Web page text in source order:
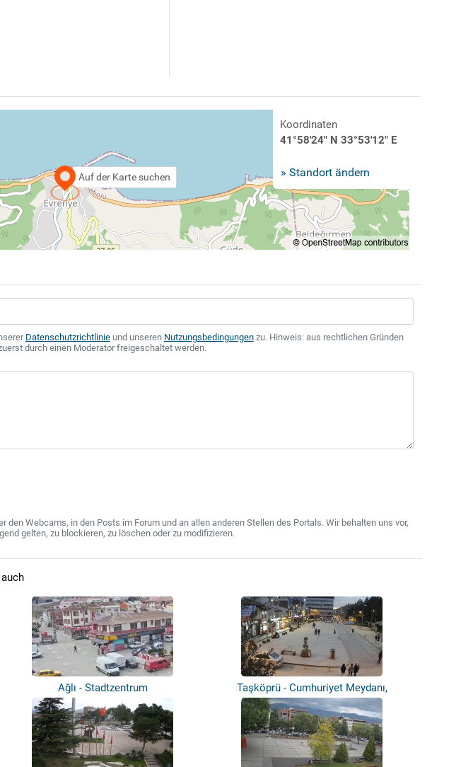
Auf der Karte suchen
Koordinaten
41°58'24" N 33°53'12" E
» Standort ändern
Datenschutzrichtlinieund unseren Nutzungsbedingungenzu. Hinweis: aus rechtlichen Gründen
durch einen Moderator freigeschaltet werden.
Webcams, in den Posts im Forum und an allen anderen Stellen des Portals. Wir behalten uns vor,
gelten, zu blockieren, zu löschen oder zu modifizieren.
Ağlı - Stadtzentrum
Taşköprü - Cumhuriyet Meydanı,
Zımbıllı...